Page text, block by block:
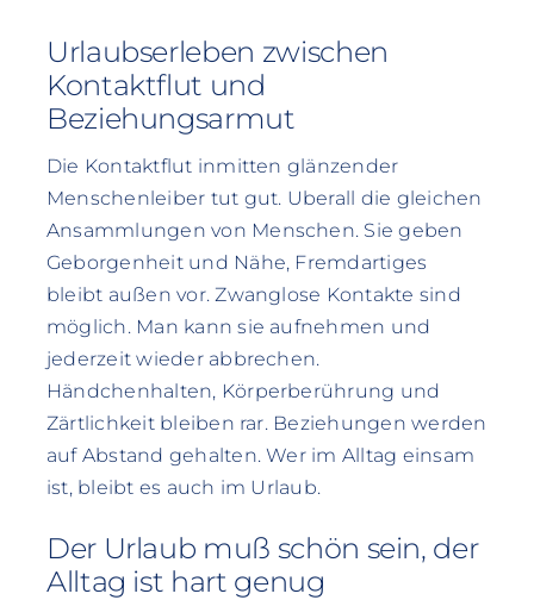
Urlaubserleben zwischen
Kontaktflut und
Beziehungsarmut
Die Kontaktflut inmitten glänzender
Menschenleiber tut gut. Uberall die gleichen
Ansammlungen von Menschen. Sie geben
Geborgenheit und Nähe, Fremdartiges
bleibt außen vor. Zwanglose Kontakte sind
möglich. Man kann sie aufnehmen und
jederzeit wieder abbrechen.
Händchenhalten, Körperberührung und
Zärtlichkeit bleiben rar. Beziehungen werden
auf Abstand gehalten. Wer im Alltag einsam
ist, bleibt es auch im Urlaub.
Der Urlaub muß schön sein, der
Alltag ist hart genug